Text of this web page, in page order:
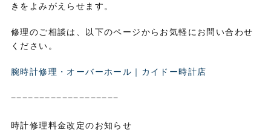
きをよみがえらせます。
修理のご相談は、以下のページからお気軽にお問い合わせ
ください。
腕時計修理・オーバーホール｜カイドー時計店
−−−−−−−−−−−−−−−−−−−
時計修理料金改定のお知らせ